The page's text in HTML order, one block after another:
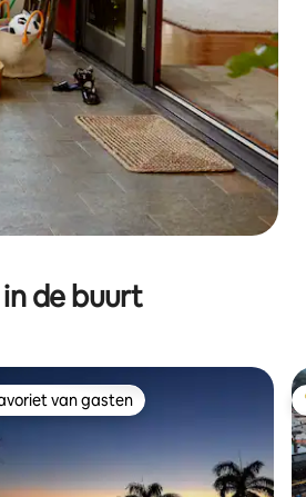
de buurt
van gasten
van gasten